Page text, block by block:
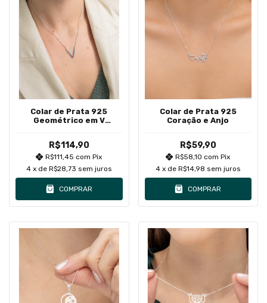
Colar de Prata 925
Geométrico em V
R$114,90
R$111,45com Pix
4 x de R$28,73 sem juros
COMPRAR
Colar de Prata 925
Coração e Anjo
R$59,90
R$58,10com Pix
4 x de R$14,98 sem juros
COMPRAR